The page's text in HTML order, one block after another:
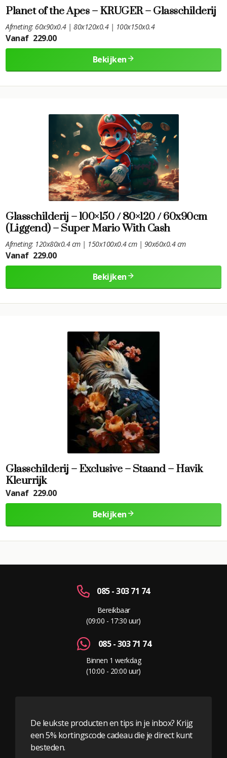
Planet of the Apes – KRUGER – Glasschilderij
Afmeting: 60x90x0.4 | 80x120x0.4 | 100x150x0.4
Vanaf 229.00
Bekijken
Glasschilderij – 100×150 / 80×120 / 60x90cm
(Liggend) – Super Mario With Cash
Afmeting: 120x80x0.4 cm | 150x100x0.4 cm | 90x60x0.4 cm
Vanaf 229.00
Bekijken
Glasschilderij – Exclusive – Staand – Havik
Kleurrijk
Vanaf 229.00
Bekijken
085 - 303 71 74
Bereikbaar
(09:00 - 17:30 uur)
085 - 303 71 74
Binnen 1 werkdag
(10:00 - 20:00 uur)
De leukste producten en tips in je inbox? Krijg
een 5% kortingscode cadeau die je direct kunt
besteden.